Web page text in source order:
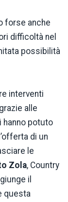
forse anche
difficoltà nel
possibilità
interventi
alle
potuto
di un
le
Zola, Country
il
questa